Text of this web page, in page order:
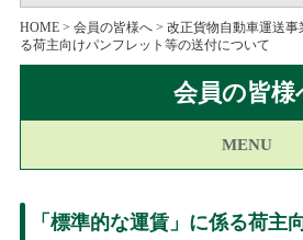
HOME> 会員の皆様へ> 改正貨物自動車運送事
る荷主向けパンフレット等の送付について
会員の皆様
MENU
「標準的な運賃」に係る荷主